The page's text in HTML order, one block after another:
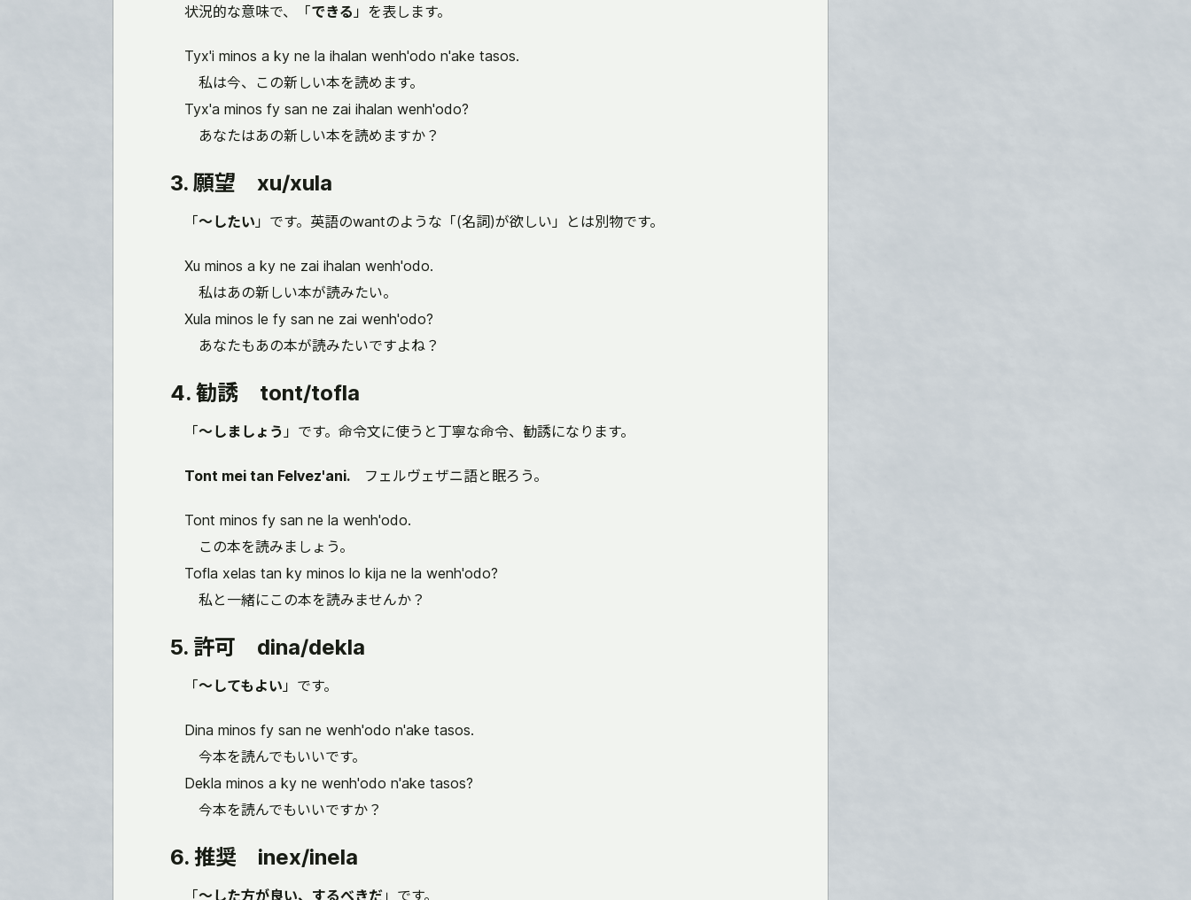
状況的な意味で、「できる」を表します。
Tyx'i minos a ky ne la ihalan wenh'odo n'ake tasos.
私は今、この新しい本を読めます。
Tyx'a minos fy san ne zai ihalan wenh'odo?
あなたはあの新しい本を読めますか？
3. 願望 xu/xula
「～したい」です。英語のwantのような「(名詞)が欲しい」とは別物です。
Xu minos a ky ne zai ihalan wenh'odo.
私はあの新しい本が読みたい。
Xula minos le fy san ne zai wenh'odo?
あなたもあの本が読みたいですよね？
4. 勧誘 tont/tofla
「～しましょう 」です。命令文に使うと丁寧な命令、勧誘になります。
Tont mei tan Felvez'ani. フェルヴェザニ語と眠ろう。
Tont minos fy san ne la wenh'odo.
この本を読みましょう。
Tofla xelas tan ky minos lo kija ne la wenh'odo?
私と一緒にこの本を読みませんか？
5. 許可 dina/dekla
「～してもよい」です。
Dina minos fy san ne wenh'odo n'ake tasos.
今本を読んでもいいです。
Dekla minos a ky ne wenh'odo n'ake tasos?
今本を読んでもいいですか？
6. 推奨 inex/inela
「～した方が良い、するべきだ 」です。